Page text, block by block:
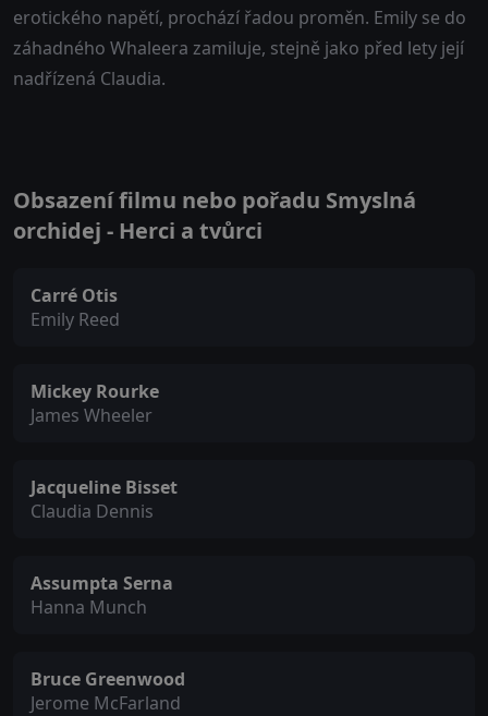
erotického napětí, prochází řadou proměn. Emily se do
záhadného Whaleera zamiluje, stejně jako před lety její
nadřízená Claudia.
Obsazení filmu nebo pořadu Smyslná
orchidej - Herci a tvůrci
Carré Otis
Emily Reed
Mickey Rourke
James Wheeler
Jacqueline Bisset
Claudia Dennis
Assumpta Serna
Hanna Munch
Bruce Greenwood
Jerome McFarland